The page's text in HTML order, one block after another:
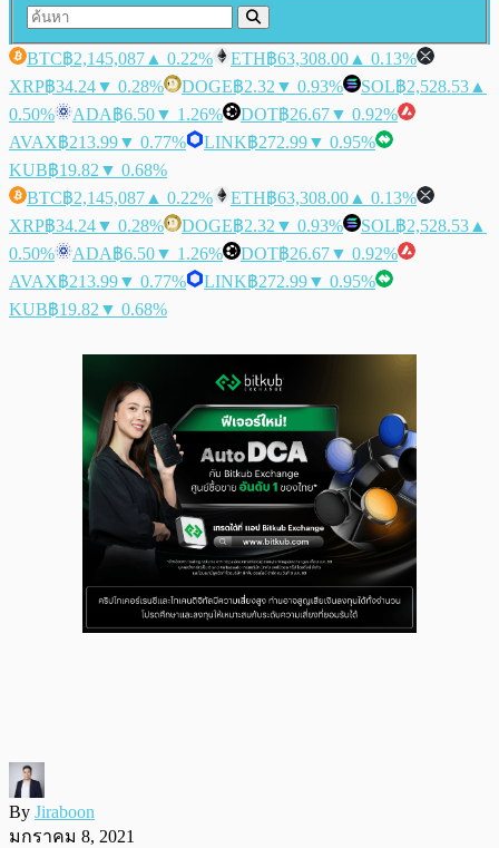
BTC฿2,145,087 ▲ 0.22% ETH฿63,308.00 ▲ 0.13%
XRP฿34.24▼ 0.28% DOGE฿2.32 ▼ 0.93% SOL฿2,528.53 ▲
0.50%
ADA฿6.50▼ 1.26% DOT฿26.67▼ 0.92%
AVAX฿213.99▼ 0.77% LINK฿272.99▼ 0.95%
KUB฿19.82 ▼ 0.68%
BTC฿2,145,087 ▲ 0.22% ETH฿63,308.00 ▲ 0.13%
XRP฿34.24▼ 0.28% DOGE฿2.32 ▼ 0.93% SOL฿2,528.53 ▲
0.50%
ADA฿6.50▼ 1.26% DOT฿26.67▼ 0.92%
AVAX฿213.99▼ 0.77% LINK฿272.99▼ 0.95%
KUB฿19.82 ▼ 0.68%
By Jiraboon
มกราคม 8, 2021